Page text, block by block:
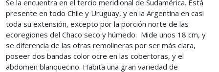
Se la encuentra en el tercio meridional de Sudamérica. Está
presente en todo Chile y Uruguay, y en la Argentina en casi
toda su extensión, excepto por la porción norte de las
ecoregiones del Chaco seco y húmedo. Mide unos 18 cm, y
se diferencia de las otras remolineras por ser más clara,
poseer dos bandas color ocre en las cobertoras, y el
abdomen blanquecino. Habita una gran variedad de